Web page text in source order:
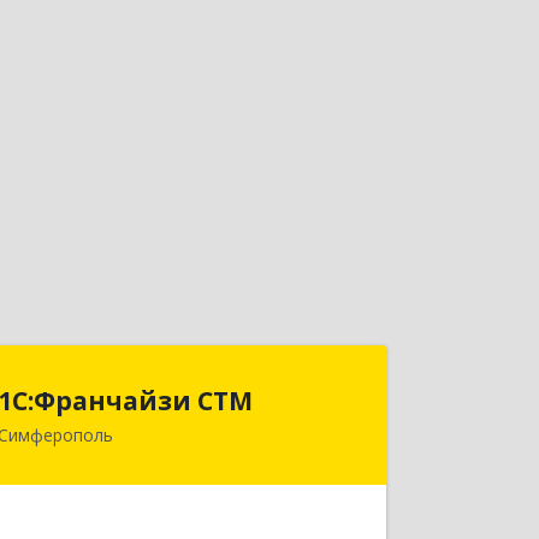
1С:Франчайзи СТМ
1С:Франчайзи СТМ
295022, Крым Респ, Симферополь г,